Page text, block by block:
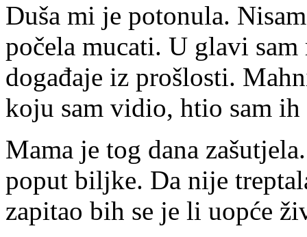
Duša mi je potonula.
počela mucati. U glavi
događaje iz prošlosti.
koju sam vidio, htio sam ih
Mama je tog dana
poput biljke. Da nije
zapitao bih se je li uopće